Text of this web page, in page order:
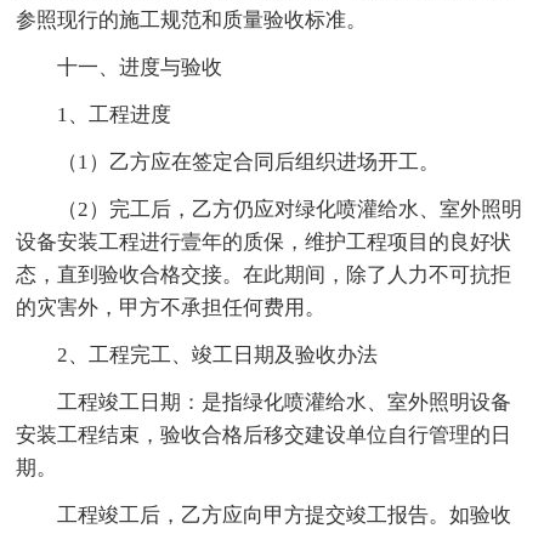
参照现行的施工规范和质量验收标准。
十一、进度与验收
1、工程进度
（1）乙方应在签定合同后组织进场开工。
（2）完工后，乙方仍应对绿化喷灌给水、室外照明
设备安装工程进行壹年的质保，维护工程项目的良好状
态，直到验收合格交接。在此期间，除了人力不可抗拒
的灾害外，甲方不承担任何费用。
2、工程完工、竣工日期及验收办法
工程竣工日期：是指绿化喷灌给水、室外照明设备
安装工程结束，验收合格后移交建设单位自行管理的日
期。
工程竣工后，乙方应向甲方提交竣工报告。如验收